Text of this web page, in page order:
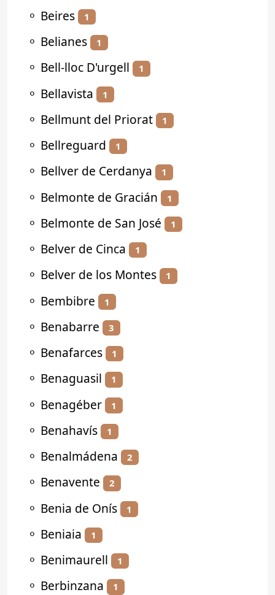
⚬ Beires 1
⚬ Belianes 1
⚬ Bell-lloc D'urgell 1
⚬ Bellavista 1
⚬ Bellmunt del Priorat 1
⚬ Bellreguard 1
⚬ Bellver de Cerdanya 1
⚬ Belmonte de Gracián 1
⚬ Belmonte de San José 1
⚬ Belver de Cinca 1
⚬ Belver de los Montes 1
⚬ Bembibre 1
⚬ Benabarre 3
⚬ Benafarces 1
⚬ Benaguasil 1
⚬ Benagéber 1
⚬ Benahavís 1
⚬ Benalmádena 2
⚬ Benavente 2
⚬ Benia de Onís 1
⚬ Beniaia 1
⚬ Benimaurell 1
⚬ Berbinzana 1